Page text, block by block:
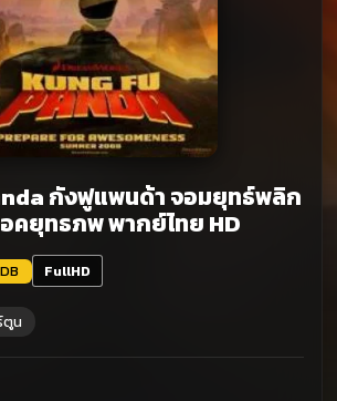
กังฟูแพนด้า จอมยุทธ์พลิก
คยุทธภพ พากย์ไทย HD
FullHD
ตูน